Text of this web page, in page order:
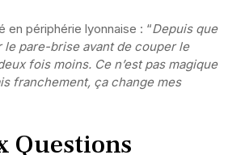
en périphérie lyonnaise : “Depuis que
le pare-brise avant de couper le
fois moins. Ce n’est pas magique
franchement, ça change mes
Questions